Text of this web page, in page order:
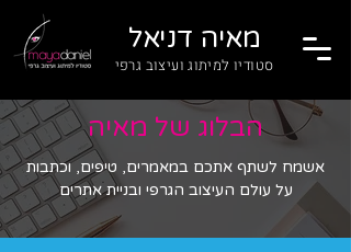
מאיה דניאל
סטודיו למיתוג ועיצוב גרפי
הבלוג של מאיה
אשמח לשתף אתכם במאמרים, טיפים, וכתבות
על עולם העיצוב הגרפי ובניית אתרים